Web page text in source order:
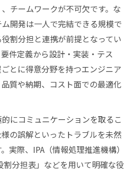
チームワークが不可欠です。な
開発は一人で完結できる規模で
割分担と連携が前提となってい
件定義から設計・実装・テス
とに得意分野を持つエンジニア
質や納期、コスト面での最適化
にコミュニケーションを取るこ
の誤解といったトラブルを未然
実際、IPA（情報処理推進機構）
割分担表」などを用いて明確な役